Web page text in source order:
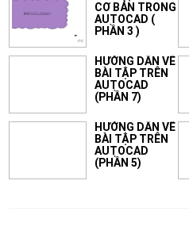
CƠ BẢN TRONG
AUTOCAD (
PHẦN 3 )
HƯỚNG DẪN VẼ
BÀI TẬP TRÊN
AUTOCAD
(PHẦN 7)
HƯỚNG DẪN VẼ
BÀI TẬP TRÊN
AUTOCAD
(PHẦN 5)